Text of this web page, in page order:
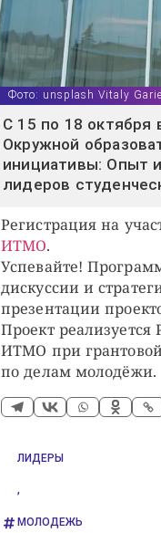
Фото: unsplash Vitaly
С 15 по 18 октября
Окружной
инициативы: Опыт
лидеров
Регистрация на
ИТМО.
Успевайте!
дискуссии и
презентации
Проект
ИТМО при
по делам молодёжи.
ЛИДЕРЫ
,
МОЛОДЕЖЬ